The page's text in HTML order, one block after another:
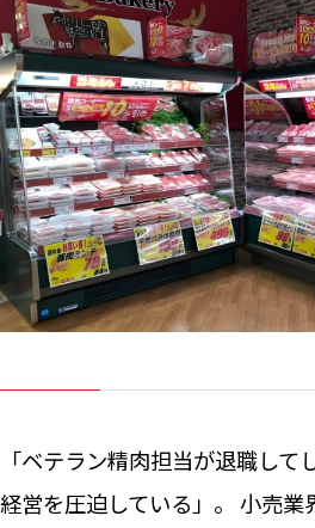
「ベテラン精肉担当が退職し
経営を圧迫している」。 小売